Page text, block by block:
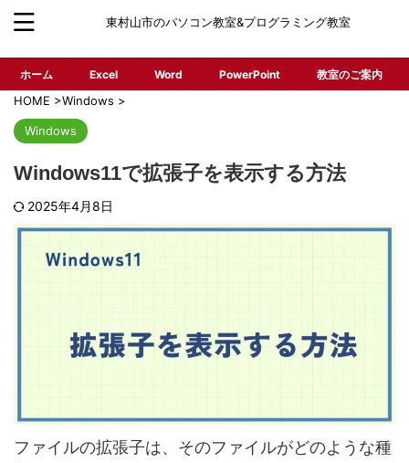
東村山市のパソコン教室&プログラミング教室
ホーム Excel Word PowerPoint 教室のご案内
HOME >Windows >
Windows
Windows11で拡張子を表示する方法
2025年4月8日
ファイルの拡張子は、そのファイルがどのような種